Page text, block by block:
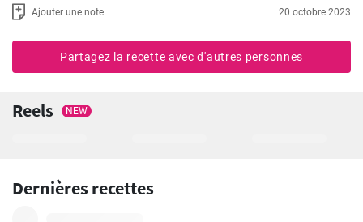
Ajouter une note 20 octobre 2023
Partagez la recette avec d'autres personnes
Reels NEW
Dernières recettes